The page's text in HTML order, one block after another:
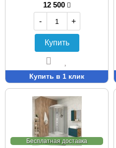
12 500
-
+
Купить
Купить в 1 клик
Бесплатная доставка